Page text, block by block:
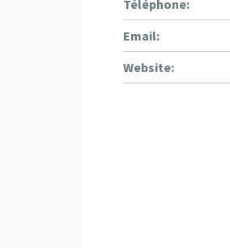
Téléphone:
Email:
Website: